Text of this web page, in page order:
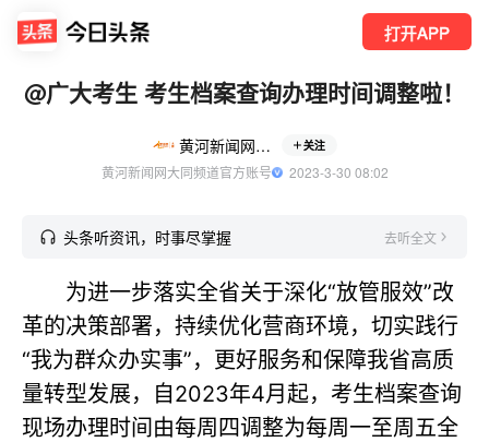
打开APP
@广大考生 考生档案查询办理时间调整啦！
黄河新闻网大同 关注
黄河新闻网大同频道官方账号
  2023-3-30 08:02
头条听资讯，时事尽掌握 去听全文
为进一步落实全省关于深化“放管服效”改
革的决策部署，持续优化营商环境，切实践行
“我为群众办实事”，更好服务和保障我省高质
量转型发展，自2023年4月起，考生档案查询
现场办理时间由每周四调整为每周一至周五全